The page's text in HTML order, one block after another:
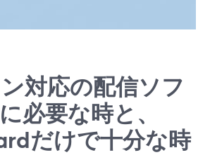
対応の配信ソフ
必要な時と、
だけで十分な時